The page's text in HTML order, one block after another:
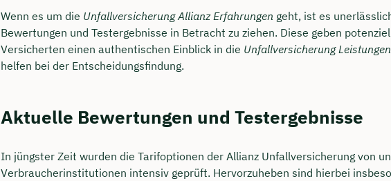
Wenn es um die Unfallversicherung Allianz Erfahrungen geht, ist es
Bewertungen und Testergebnisse in Betracht zu ziehen. Diese geben
Versicherten einen authentischen Einblick in die Unfallversicherung
helfen bei der Entscheidungsfindung.
Aktuelle Bewertungen und Testergebnisse
In jüngster Zeit wurden die Tarifoptionen der Allianz Unfallversicherung von
Verbraucherinstitutionen intensiv geprüft. Hervorzuheben sind hierbei